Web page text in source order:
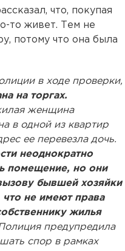
что, покупая
то живет. Тем не
потому что она была
в ходе проверки,
на торгах.
женщина
в одной из квартир
ее перевезла дочь.
неоднократно
помещение, но они
бывшей хозяйки
что не имеют права
жилья
предупредила
спор в рамках